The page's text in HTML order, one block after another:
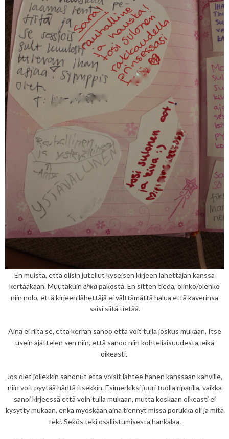
En muista, että olisin jutellut kyseisen kirjeen lähettäjän kanssa
kertaakaan. Muutakuin ehkäpakosta. En sitten tiedä, olinko/olenko
niin nolo, että kirjeen lähettäjä ei välttämättä halua että kaverinsa
saisi siitä tietää.
Aina ei riitä se, että kerran sanoo että voit tulla joskus mukaan. Itse
usein ajattelen sen niin, että sanoo niin kohteliaisuudesta, eikä
oikeasti.
Jos olet jollekkin sanonut että voisit lähtee hänen kanssaan kahville,
niin voit pyytää häntä itsekkin. Esimerkiksi juuri tuolla riparilla, vaikka
sanoi kirjeessä että voin tulla mukaan, mutta koskaan oikeasti ei
kysytty mukaan, enkä myöskään aina tiennyt missä porukka oli ja mitä
teki. Sekös teki osallistumisesta hankalaa.